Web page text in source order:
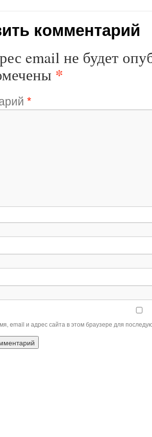
комментарий
email не будет
*
*
email и адрес сайта в этом браузере для